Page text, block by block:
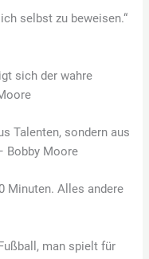
selbst zu beweisen.“
sich der wahre
Talenten, sondern aus
Bobby Moore
Minuten. Alles andere
man spielt für